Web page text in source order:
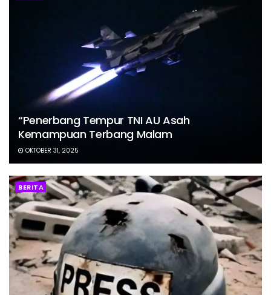
“Penerbang Tempur TNI AU Asah
Kemampuan Terbang Malam
OKTOBER 31, 2025
BERITA